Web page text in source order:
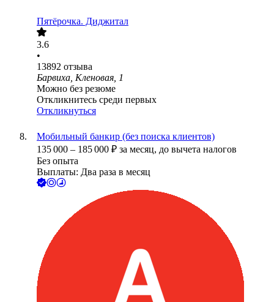
Пятёрочка. Диджитал
3.6
•
13892 отзыва
Барвиха, Кленовая, 1
Можно без резюме
Откликнитесь среди первых
Откликнуться
Мобильный банкир (без поиска клиентов)
135 000 – 185 000 ₽ за месяц, до вычета налогов
Без опыта
Выплаты: Два раза в месяц